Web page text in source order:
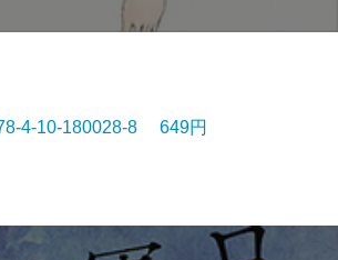
4-10-180028-8 649円